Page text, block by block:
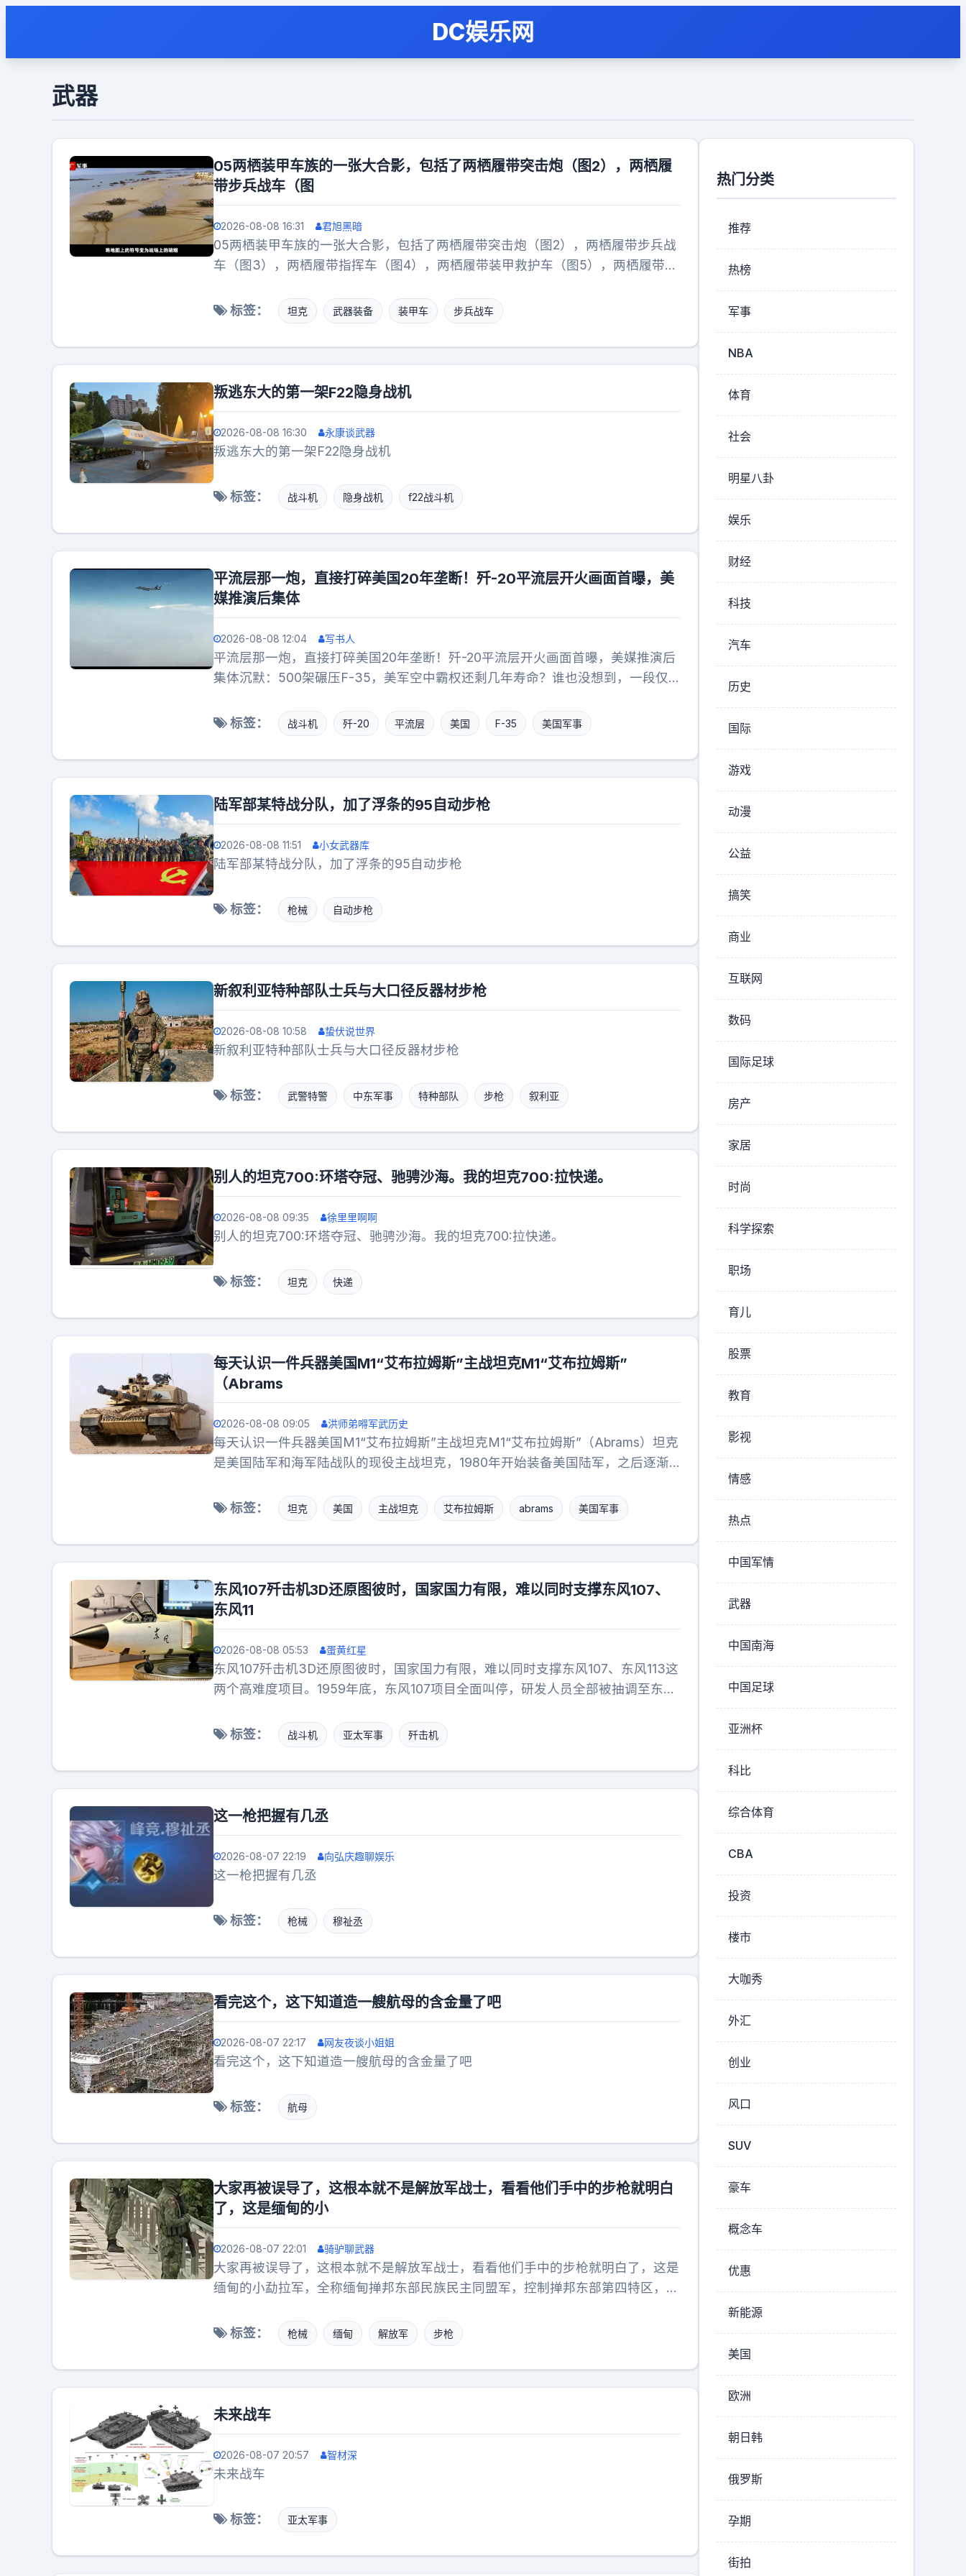
DC娱乐网
武器
05两栖装甲车族的一张大合影，包括了两栖履带突击炮（图2），两栖履
带步兵战车（图
2026-08-08 16:31 君旭黑暗
05两栖装甲车族的一张大合影，包括了两栖履带突击炮（图2），两栖履带步兵战
车（图3），两栖履带指挥车（图4），两栖履带装甲救护车（图5），两栖履带装
导弹车等更高价值的系列化车辆。现在05系列已经是世界上最庞大、最全面的两
栖装甲车族。
标签： 坦克 武器装备 装甲车 步兵战车
叛逃东大的第一架F22隐身战机
2026-08-08 16:30 永康谈武器
叛逃东大的第一架F22隐身战机
标签： 战斗机 隐身战机 f22战斗机
平流层那一炮，直接打碎美国20年垄断！歼-20平流层开火画面首曝，美
媒推演后集体
2026-08-08 12:04 写书人
平流层那一炮，直接打碎美国20年垄断！歼-20平流层开火画面首曝，美媒推演后
集体沉默：500架碾压F-35，美军空中霸权还剩几年寿命？谁也没想到，一段仅
碎了。美国权威军事媒体《军事观察》连夜刊发长篇分析，字里行间透着一股寒
气。他们盯上的，不是歼-20又做了什么花哨动作。而是视频里一个藏不住的实锤
细节——平流层猎杀。在此之前，全球军事圈对歼-20的内置弹舱作战流程，全靠
CG推演和蹲守偷拍。而这一次，画面清晰记录了高空抛射格斗导弹的全过程，把
所有猜测变成了碾压式的现实。这记耳光，直接打在了存量霸权的脸上。视频里那
被一套翻转机构快速推出舱外，在气流中短暂悬停后才点火飞走。这在平流层高度
玩，难度直接翻倍，空气稀薄到只有海平面的几十分之一，飞控稍一抖动、姿态稍
歼-20的飞控、火控和弹舱气动设计已经咬合得像一块精密钟表，没有半点凑合。
更让人后背发凉的是发射时机本身。平流层通常是侦察机和少数高空无人机的舞
过去美军仗着F-22的高空优势定规矩，现在这套规矩的书写权，显然已经换手
了。《军事观察》的推演之所以让美方不少人沉默，不是因为他们没预见过歼-20
观估计。他们开始重新计算一组数字：以歼-20现在的公开产能推算，未来几年列
装数量很可能突破500架。配合空警-500和无人僚机，在体系对抗中形成的杀伤
网，对上F-35那种需要兼顾对地攻击、外挂点多反而破坏隐身的“多面手”，西太
上空的交换比会难看到让他们不敢细算。更刺痛神经的是，F-35本身就背着账。
下来的导弹。单机的技术差，靠数量未必填得平，这是兵推桌上最冷酷的结论。有
意思的是，过去总有人喜欢拿着老旧视频片段，截图分析弹舱缝隙、蒙皮工艺，试
图用放大镜找出歼-20不行的证据。这次官方直接摊牌，把全程抛射画面放出来，
反倒没人吭声了。这种沉默比任何长篇报告都真实——它意味着技术对照的基准线
那一炮打的不仅是一枚导弹，更是把“隐身空战的下半场”给打响了。当空战从同代
对称游戏时，再去追问空中霸权还剩几年寿命，其实答案已经写在那段灰白的平流
从数量到战术体系都开始构建自己的规则时，过去由单一霸主书写的空战剧本，还
能演到第几幕？
标签： 战斗机 歼-20 平流层 美国 F-35 美国军事
陆军部某特战分队，加了浮条的95自动步枪
2026-08-08 11:51 小女武器库
陆军部某特战分队，加了浮条的95自动步枪
标签： 枪械 自动步枪
新叙利亚特种部队士兵与大口径反器材步枪
2026-08-08 10:58 蛰伏说世界
新叙利亚特种部队士兵与大口径反器材步枪
标签： 武警特警 中东军事 特种部队 步枪 叙利亚
别人的坦克700:环塔夺冠、驰骋沙海。我的坦克700:拉快递。
2026-08-08 09:35 徐里里啊啊
别人的坦克700:环塔夺冠、驰骋沙海。我的坦克700:拉快递。
标签： 坦克 快递
每天认识一件兵器美国M1“艾布拉姆斯”主战坦克M1“艾布拉姆斯”
（Abrams
2026-08-08 09:05 洪师弟嘚军武历史
每天认识一件兵器美国M1“艾布拉姆斯”主战坦克M1“艾布拉姆斯”（Abrams）坦克
是美国陆军和海军陆战队的现役主战坦克，1980年开始装备美国陆军，之后逐渐
中，M1系列主战坦克以其机动性强、火力精准强悍等优势闻名于世。M1主战坦克
源于20世纪60年代美国和德国的MBT-70坦克研制计划，MBT-70计划流产后，美
国便以MBT-70计划积累的技术继续研发。原型车于1976年制造完成，经过三年的
测试后开始量产，并于1980年装备美国陆军，之后逐渐对该坦克进行改进，诞生
了M1A1、M1A2、M1A2SEP、M1A2TUSK等改良型号。除美国外，澳大利亚、伊
拉克、科威特、埃及和沙特阿拉伯等国也有采用。M1坦克的人员编制为典型的4名
型低矮而庞大，装甲厚度从12.5毫米到125毫米不等，正面与侧面都设有倾斜角度
以达到增加防护能力的目的，故避弹能力大为增加，而全车体除了三个铸造部件
外，其余部位都采用钢板焊接而成。此外，车头与炮塔正面加装了陶瓷复合装甲。
型号使用105毫米线膛炮，从M1A1开始改用了德国莱茵金属公司的120毫米M256
滑膛炮。该炮可发射多种弹药，包括M829A2脱壳穿甲弹和M830破甲弹，其中
上，既可手动操作，也可电动操作，但M1A2之后的型号则只能手动操作。此外，
炮塔两侧还装有八联装L8A1烟幕榴弹发射器。俄乌冲突四周年｜全球武器装备盘
标签： 坦克 美国 主战坦克 艾布拉姆斯 abrams 美国军事
东风107歼击机3D还原图彼时，国家国力有限，难以同时支撑东风107、
东风11
2026-08-08 05:53 蛋黄红星
东风107歼击机3D还原图彼时，国家国力有限，难以同时支撑东风107、东风113这
两个高难度项目。1959年底，东风107项目全面叫停，研发人员全部被抽调至东风
纯粹的空想：初代航空设计师借此积累了两侧进气、高空高速战机的设计经验，这
是自主研发道路上极为珍贵的试错。然而，脱离本国工业基础、凭借行政指令盲目
拔高各项技术指标，也使其成为航空史上“好高骛远”的典型反面案例，警示后人：
先进战机的研发，必须始终立足工业实力，循序渐进。
标签： 战斗机 亚太军事 歼击机
这一枪把握有几丞
2026-08-07 22:19 向弘庆趣聊娱乐
这一枪把握有几丞
标签： 枪械 穆祉丞
看完这个，这下知道造一艘航母的含金量了吧
2026-08-07 22:17 网友夜谈小姐姐
看完这个，这下知道造一艘航母的含金量了吧
标签： 航母
大家再被误导了，这根本就不是解放军战士，看看他们手中的步枪就明白
了，这是缅甸的小
2026-08-07 22:01 骑驴聊武器
大家再被误导了，这根本就不是解放军战士，看看他们手中的步枪就明白了，这是
缅甸的小勐拉军，全称缅甸掸邦东部民族民主同盟军，控制掸邦东部第四特区，首
果敢同盟军又不是同一支部队，各自独立。
标签： 枪械 缅甸 解放军 步枪
未来战车
2026-08-07 20:57 智材深
未来战车
标签： 亚太军事
热门分类
推荐
热榜
军事
NBA
体育
社会
明星八卦
娱乐
财经
科技
汽车
历史
国际
游戏
动漫
公益
搞笑
商业
互联网
数码
国际足球
房产
家居
时尚
科学探索
职场
育儿
股票
教育
影视
情感
热点
中国军情
武器
中国南海
中国足球
亚洲杯
科比
综合体育
CBA
投资
楼市
大咖秀
外汇
创业
风口
SUV
豪车
概念车
优惠
新能源
美国
欧洲
朝日韩
俄罗斯
孕期
街拍